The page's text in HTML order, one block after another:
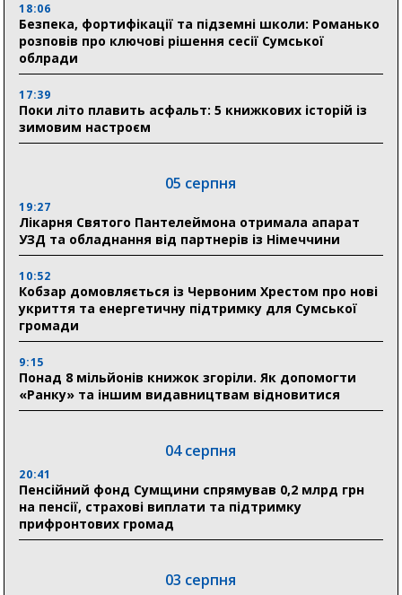
18:06
Безпека, фортифікації та підземні школи: Романько
розповів про ключові рішення сесії Сумської
облради
17:39
Поки літо плавить асфальт: 5 книжкових історій із
зимовим настроєм
05 серпня
19:27
Лікарня Святого Пантелеймона отримала апарат
УЗД та обладнання від партнерів із Німеччини
10:52
Кобзар домовляється із Червоним Хрестом про нові
укриття та енергетичну підтримку для Сумської
громади
9:15
Понад 8 мільйонів книжок згоріли. Як допомогти
«Ранку» та іншим видавництвам відновитися
04 серпня
20:41
Пенсійний фонд Сумщини спрямував 0,2 млрд грн
на пенсії, страхові виплати та підтримку
прифронтових громад
03 серпня